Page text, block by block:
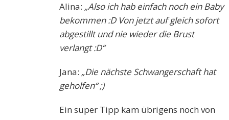
Alina: „Also ich hab einfach noch ein Baby
bekommen :D Von jetzt auf gleich sofort
abgestillt und nie wieder die Brust
verlangt :D“
Jana: „Die nächste Schwangerschaft hat
geholfen“ ;)
Ein super Tipp kam übrigens noch von